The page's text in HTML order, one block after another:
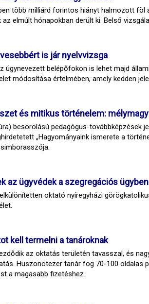
több milliárd forintos hiányt halmozott föl
az elmúlt hónapokban derült ki. Belső
is jár nyelvvizsga
úgynevezett belépőfokon is lehet majd
módosítása értelmében, amely kedden
és mitikus történelem:
besorolású pedagógus-továbbképzések
„Hagyományaink ismerete a
az ügyvédek a szegregációs ügyben
oktató nyíregyházi
kell termelni a tanároknak
az oktatás területén tavasszal, és
Huszonötezer tanár fog 70-100 oldalas
a magasabb fizetéshez.